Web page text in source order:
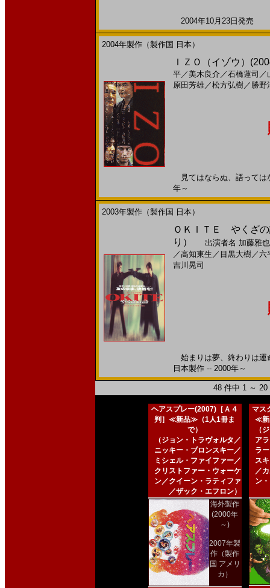
2004年10月23日発売
2004年製作（製作国 日本）
ＩＺＯ（イゾウ）
平／ 美木良介 ／石橋蓮司 ／
原田芳雄／松方弘樹／ 勝野
見てはならぬ、語って
年～
2003年製作（製作国 日本）
ＯＫＩＴＥ やくざの
り）
出演者名 加藤雅也
／高知東生 ／ 目黒大樹／ 六
吉川晃司
始まりは夢、終わりは
日本製作 -- 2000年～
48 件中 1 ～
ヘアスプレー(2007)［Ａ４
判］≪新品≫（1人1冊ま
で）
（ジョン・トラヴォルタ／
ニッキー・ブロンスキー／
ミシェル・ファイファー／
クリストファー・ウォーケ
ン／クイーン・ラティファ
／ザック・エフロン）
海外製作
(2000年
～)
2007年製
作（製作
国 アメリ
カ）
マス
≪新
（
ア
ラ
ス
／
ン